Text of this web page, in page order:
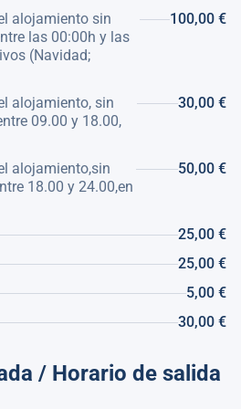
jardín, parcela vallada,
decorativa, plancha, acceso
aire acondicionado,
privada (previa
libre en mismo edificio, 1
está equipada con nevera,
utensilios/cocina, cafetera,
y exprimidor.
llevar a la playa; se puede
en esta casa.
A
alojamiento sin
las 00:00h y las
(Navidad;
100,00 €
alojamiento, sin
09.00 y 18.00,
30,00 €
alojamiento,sin
18.00 y 24.00,en
50,00 €
25,00 €
25,00 €
5,00 €
30,00 €
/ Horario de salida